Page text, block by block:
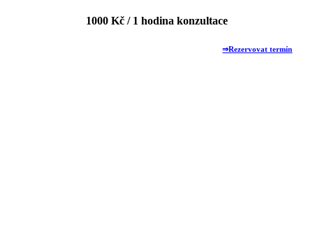
1000 Kč / 1 hodina konzultace
⇒Rezervovat termín